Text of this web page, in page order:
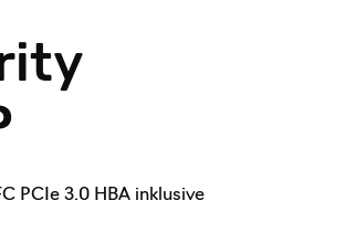
PCIe 3.0 HBA inklusive